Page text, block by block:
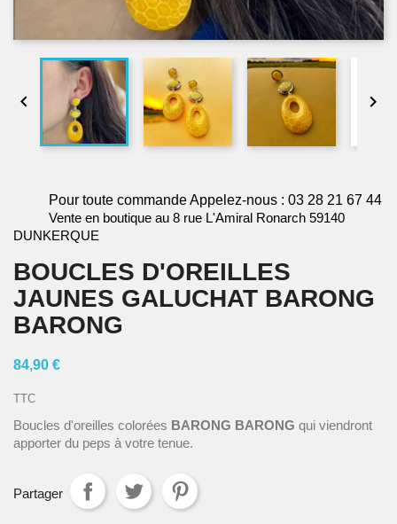
 
Pour toute commande Appelez-nous : 03 28 21 67 44
Vente en boutique au 8 rue L'Amiral Ronarch 59140
DUNKERQUE
BOUCLES D'OREILLES
JAUNES GALUCHAT BARONG
BARONG
84,90 €
TTC
Boucles d'oreilles colorées BARONG BARONG qui viendront
apporter du peps à votre tenue.
Partager